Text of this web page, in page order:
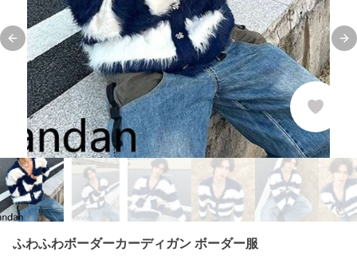
Previous slide
ふわふわボーダーカーディガン ボーダー服